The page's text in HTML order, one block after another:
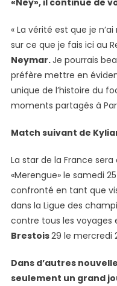
« La vérité est que je
sur ce que je fais ici au
Neymar.Je pourrais
préfère mettre en
unique de l’histoire du
moments partagés à
Match suivant de
La star de la France
«Merengue» le samedi
confronté en tant que
dans la Ligue des
contre tous les voyages
Brestois29 le mercredi
Dans d’autres
seulement un grand